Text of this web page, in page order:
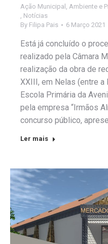
Ação Municipal , Ambiente e
, Notícias
By Filipa Pais 6 Março 2021
Está já concluído o
realizado pela Câmara
realização da obra de
XXIII, em Nelas (entre a
Escola Primária da
pela empresa “Irmãos
concurso público,
Ler mais